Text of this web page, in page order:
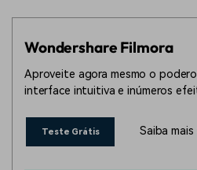
Wondershare Filmora
Aproveite agora mesmo o
interface intuitiva e inúmeros
Teste Grátis Saiba mais